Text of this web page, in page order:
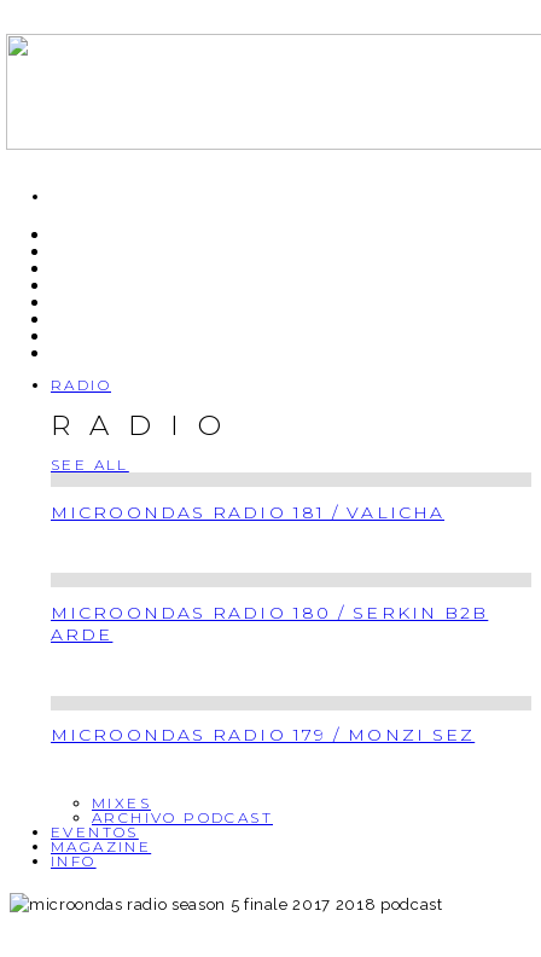
RADIO
RADIO
SEE ALL
MICROONDAS RADIO 181 / VALICHA
MICROONDAS RADIO 180 / SERKIN B2B
ARDE
MICROONDAS RADIO 179 / MONZI SEZ
MIXES
ARCHIVO PODCAST
EVENTOS
MAGAZINE
INFO